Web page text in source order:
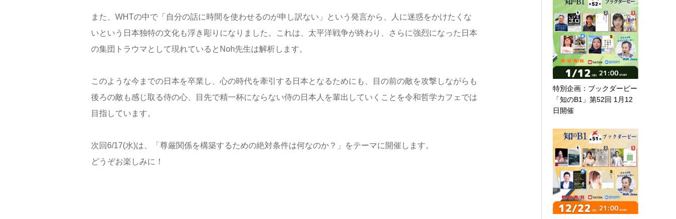
また、WHTの中で「自分の話に時間を使わせるのが申し訳ない」という発言から、人に迷惑をかけたくな
いという日本独特の文化も浮き彫りになりました。これは、太平洋戦争が終わり、さらに強烈になった日本
の集団トラウマとして現れているとNoh先生は解析します。
このような今までの日本を卒業し、心の時代を牽引する日本となるためにも、目の前の敵を攻撃しながらも
後ろの敵も感じ取る侍の心、目先で精一杯にならない侍の日本人を輩出していくことを令和哲学カフェでは
目指しています。
次回6/17(水)は、「尊厳関係を構築するための絶対条件は何なのか？」をテーマに開催します。
どうぞお楽しみに！
特別企画：ブックダービー
「知のB1」第52回 1月12
日開催